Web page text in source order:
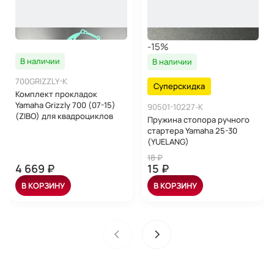
В наличии
700GRIZZLY-K
Комплект прокладок
Yamaha Grizzly 700 (07-15)
(ZIBO) для квадроциклов
4 669 ₽
В КОРЗИНУ
-15%
В наличии
Суперскидка
90501-10227-K
Пружина стопора ручного
стартера Yamaha 25-30
(YUELANG)
18 ₽
15 ₽
В КОРЗИНУ